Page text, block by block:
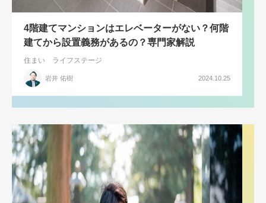
4階建てマンションはエレベーターがない？何階
建てから設置義務があるの？専門家解説
住まい ライフステージ
岩井 佑樹 2024.10.25